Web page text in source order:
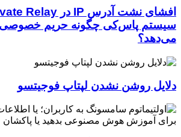
سیستم پاس‌کی چگونه حریم خصوصی
می‌دهد؟
دلایل روشن نشدن لپتاپ فوجیتسو